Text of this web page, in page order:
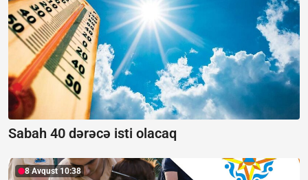
Sabah 40 dərəcə isti olacaq
8 Avqust 10:38